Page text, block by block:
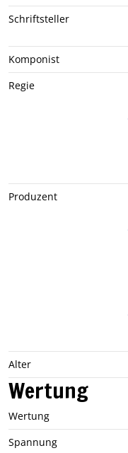
Schriftsteller
Komponist
Regie
Produzent
Alter
Wertung
Wertung
Spannung